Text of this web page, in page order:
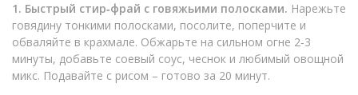
1. Быстрый стир‑фрай с говяжьими полосками. Нарежьте
говядину тонкими полосками, посолите, поперчите и
обваляйте в крахмале. Обжарьте на сильном огне 2‑3
минуты, добавьте соевый соус, чеснок и любимый овощной
микс. Подавайте с рисом – готово за 20 минут.